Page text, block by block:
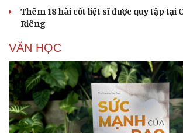
Thêm 18 hài cốt liệt sĩ được quy tập tại
Riêng
VĂN HỌC